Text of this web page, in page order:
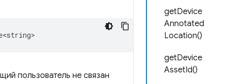
getDevice
Annotated
Location()
getDevice
AssetId()
пользователь не связан